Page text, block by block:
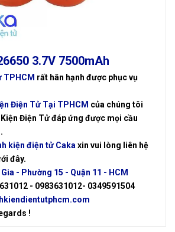
3.7V 7500mAh
TPHCM rất hân hạnh được phục vụ
Điện Tử Tại TPHCM của chúng tôi
Điện Tử đáp ứng được mọi cầu
kiện điện tử Caka xin vui lòng liên hệ
đây.
- Phường 15 - Quận 11 - HCM
- 0983631012- 0349591504
!